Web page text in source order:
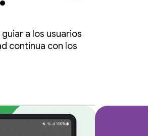
a los usuarios
continua con los